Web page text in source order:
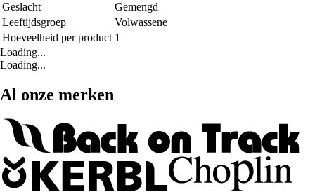
Geslacht
Gemengd
Leeftijdsgroep
Volwassene
Hoeveelheid per product 1
Loading...
Loading...
Al onze merken